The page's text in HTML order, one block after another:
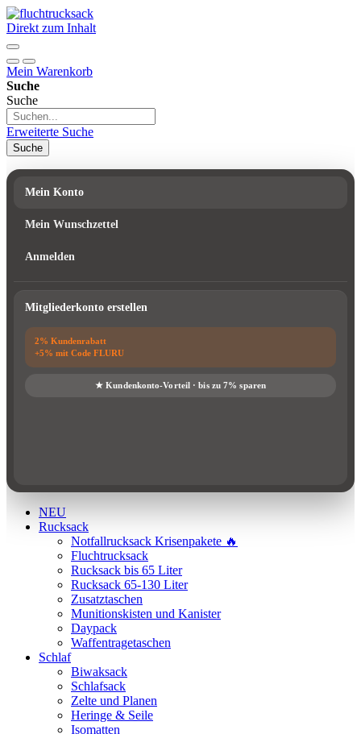
Direkt zum Inhalt
Mein Warenkorb
Suche
Suche
Erweiterte Suche
Suche
Mein Konto
Mein Wunschzettel
Anmelden
Mitgliederkonto erstellen
NEU
Rucksack
Notfallrucksack Krisenpakete 🔥
Fluchtrucksack
Rucksack bis 65 Liter
Rucksack 65-130 Liter
Zusatztaschen
Munitionskisten und Kanister
Daypack
Waffentragetaschen
Schlaf
Biwaksack
Schlafsack
Zelte und Planen
Heringe & Seile
Isomatten